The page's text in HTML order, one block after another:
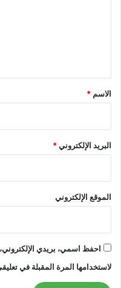
*
الاسم *
البريد الإلكتروني*
الموقع الإلكتروني
احفظ اسمي، بريدي
لاستخدامها المرة المقبلة في